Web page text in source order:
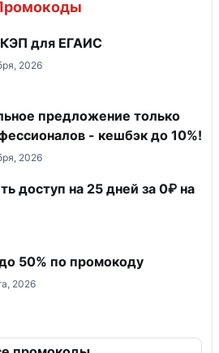
КЭП для ЕГАИС
2026
предложение только
- кешбэк до 10%!
2026
доступ на 25 дней за 0₽ на
50% по промокоду
2026